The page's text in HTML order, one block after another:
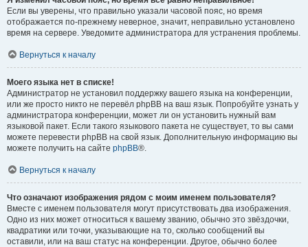
Если вы уверены, что правильно указали часовой пояс, но время
отображается по-прежнему неверное, значит, неправильно установлено
время на сервере. Уведомите администратора для устранения проблемы.
Вернуться к началу
Моего языка нет в списке!
Администратор не установил поддержку вашего языка на конференции,
или же просто никто не перевёл phpBB на ваш язык. Попробуйте узнать у
администратора конференции, может ли он установить нужный вам
языковой пакет. Если такого языкового пакета не существует, то вы сами
можете перевести phpBB на свой язык. Дополнительную информацию вы
можете получить на сайте phpBB®.
Вернуться к началу
Что означают изображения рядом с моим именем пользователя?
Вместе с именем пользователя могут присутствовать два изображения.
Одно из них может относиться к вашему званию, обычно это звёздочки,
квадратики или точки, указывающие на то, сколько сообщений вы
оставили, или на ваш статус на конференции. Другое, обычно более